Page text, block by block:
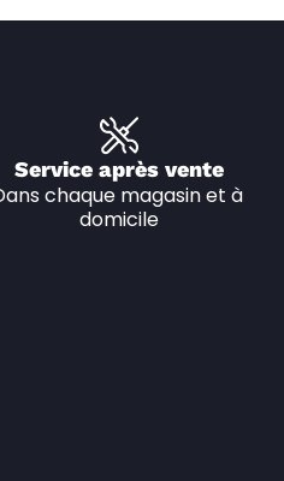
Service après vente
chaque magasin et à
domicile